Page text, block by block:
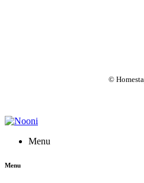
©
Menu
Menu